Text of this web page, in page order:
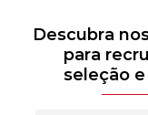
Descubra
para
seleção